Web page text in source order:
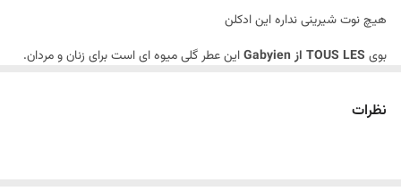
هیچ نوت شیرینی نداره این ادکلن
بوی TOUS LES از Gabyien این عطر گلی میوه ای است برای زنان و مردان.
نظرات